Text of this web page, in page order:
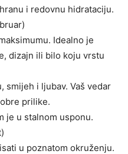
i redovnu hidrataciju.
Idealno je
dizajn ili bilo koju vrstu
smijeh i ljubav. Vaš vedar
prilike.
je u stalnom usponu.
u poznatom okruženju.